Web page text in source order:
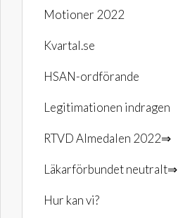
Motioner 2022
Kvartal.se
HSAN-ordförande
Legitimationen indragen
RTVD Almedalen 2022⇒
Läkarförbundet neutralt⇒
Hur kan vi?